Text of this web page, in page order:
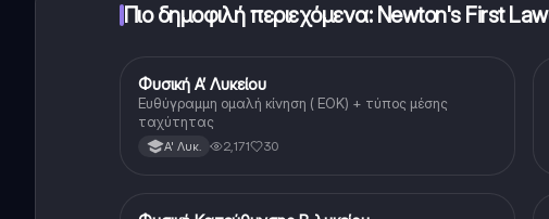
Πιο δημοφιλή περιεχόμενα: Newton's First Law
Φυσική
Φυσική Α’ Λυκείου
Ευθύγραμμη ομαλή κίνηση ( ΕΟΚ) + τύπος μέσης
ταχύτητας
Α' Λυκ. 2,171 30